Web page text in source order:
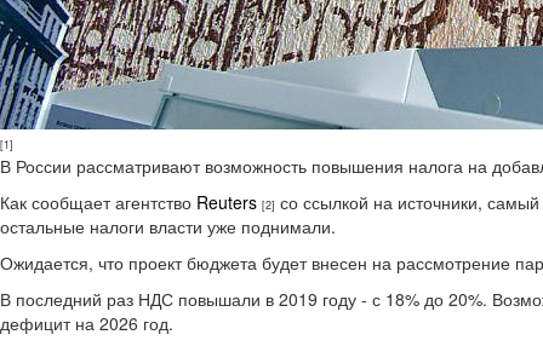
[1]
В России рассматривают возможность повышения налога на
Как сообщает агентство Reuters [2] со ссылкой на источники,
остальные налоги власти уже поднимали.
Ожидается, что проект бюджета будет внесен на рассмотрение
В последний раз НДС повышали в 2019 году - с 18% до 20%.
дефицит на 2026 год.